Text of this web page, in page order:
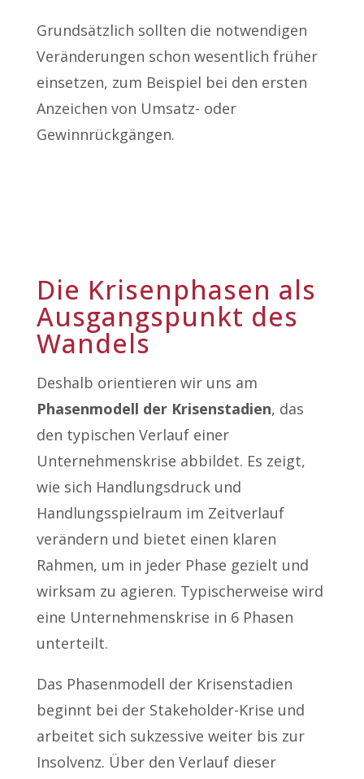
Grundsätzlich sollten die notwendigen
Veränderungen schon wesentlich früher
einsetzen, zum Beispiel bei den ersten
Anzeichen von Umsatz- oder
Gewinnrückgängen.
Die Krisenphasen als
Ausgangspunkt des
Wandels
Deshalb orientieren wir uns am
Phasenmodell der Krisenstadien, das
den typischen Verlauf einer
Unternehmenskrise abbildet. Es zeigt,
wie sich Handlungsdruck und
Handlungsspielraum im Zeitverlauf
verändern und bietet einen klaren
Rahmen, um in jeder Phase gezielt und
wirksam zu agieren. Typischerweise wird
eine Unternehmenskrise in 6 Phasen
unterteilt.
Das Phasenmodell der Krisenstadien
beginnt bei der Stakeholder-Krise und
arbeitet sich sukzessive weiter bis zur
Insolvenz. Über den Verlauf dieser